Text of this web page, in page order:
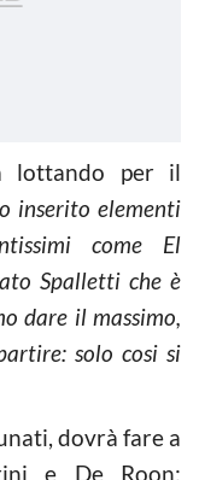
lottando per il
inserito elementi
come El
Spalletti che è
dare il massimo,
solo cosi si
dovrà fare a
e De Roon: